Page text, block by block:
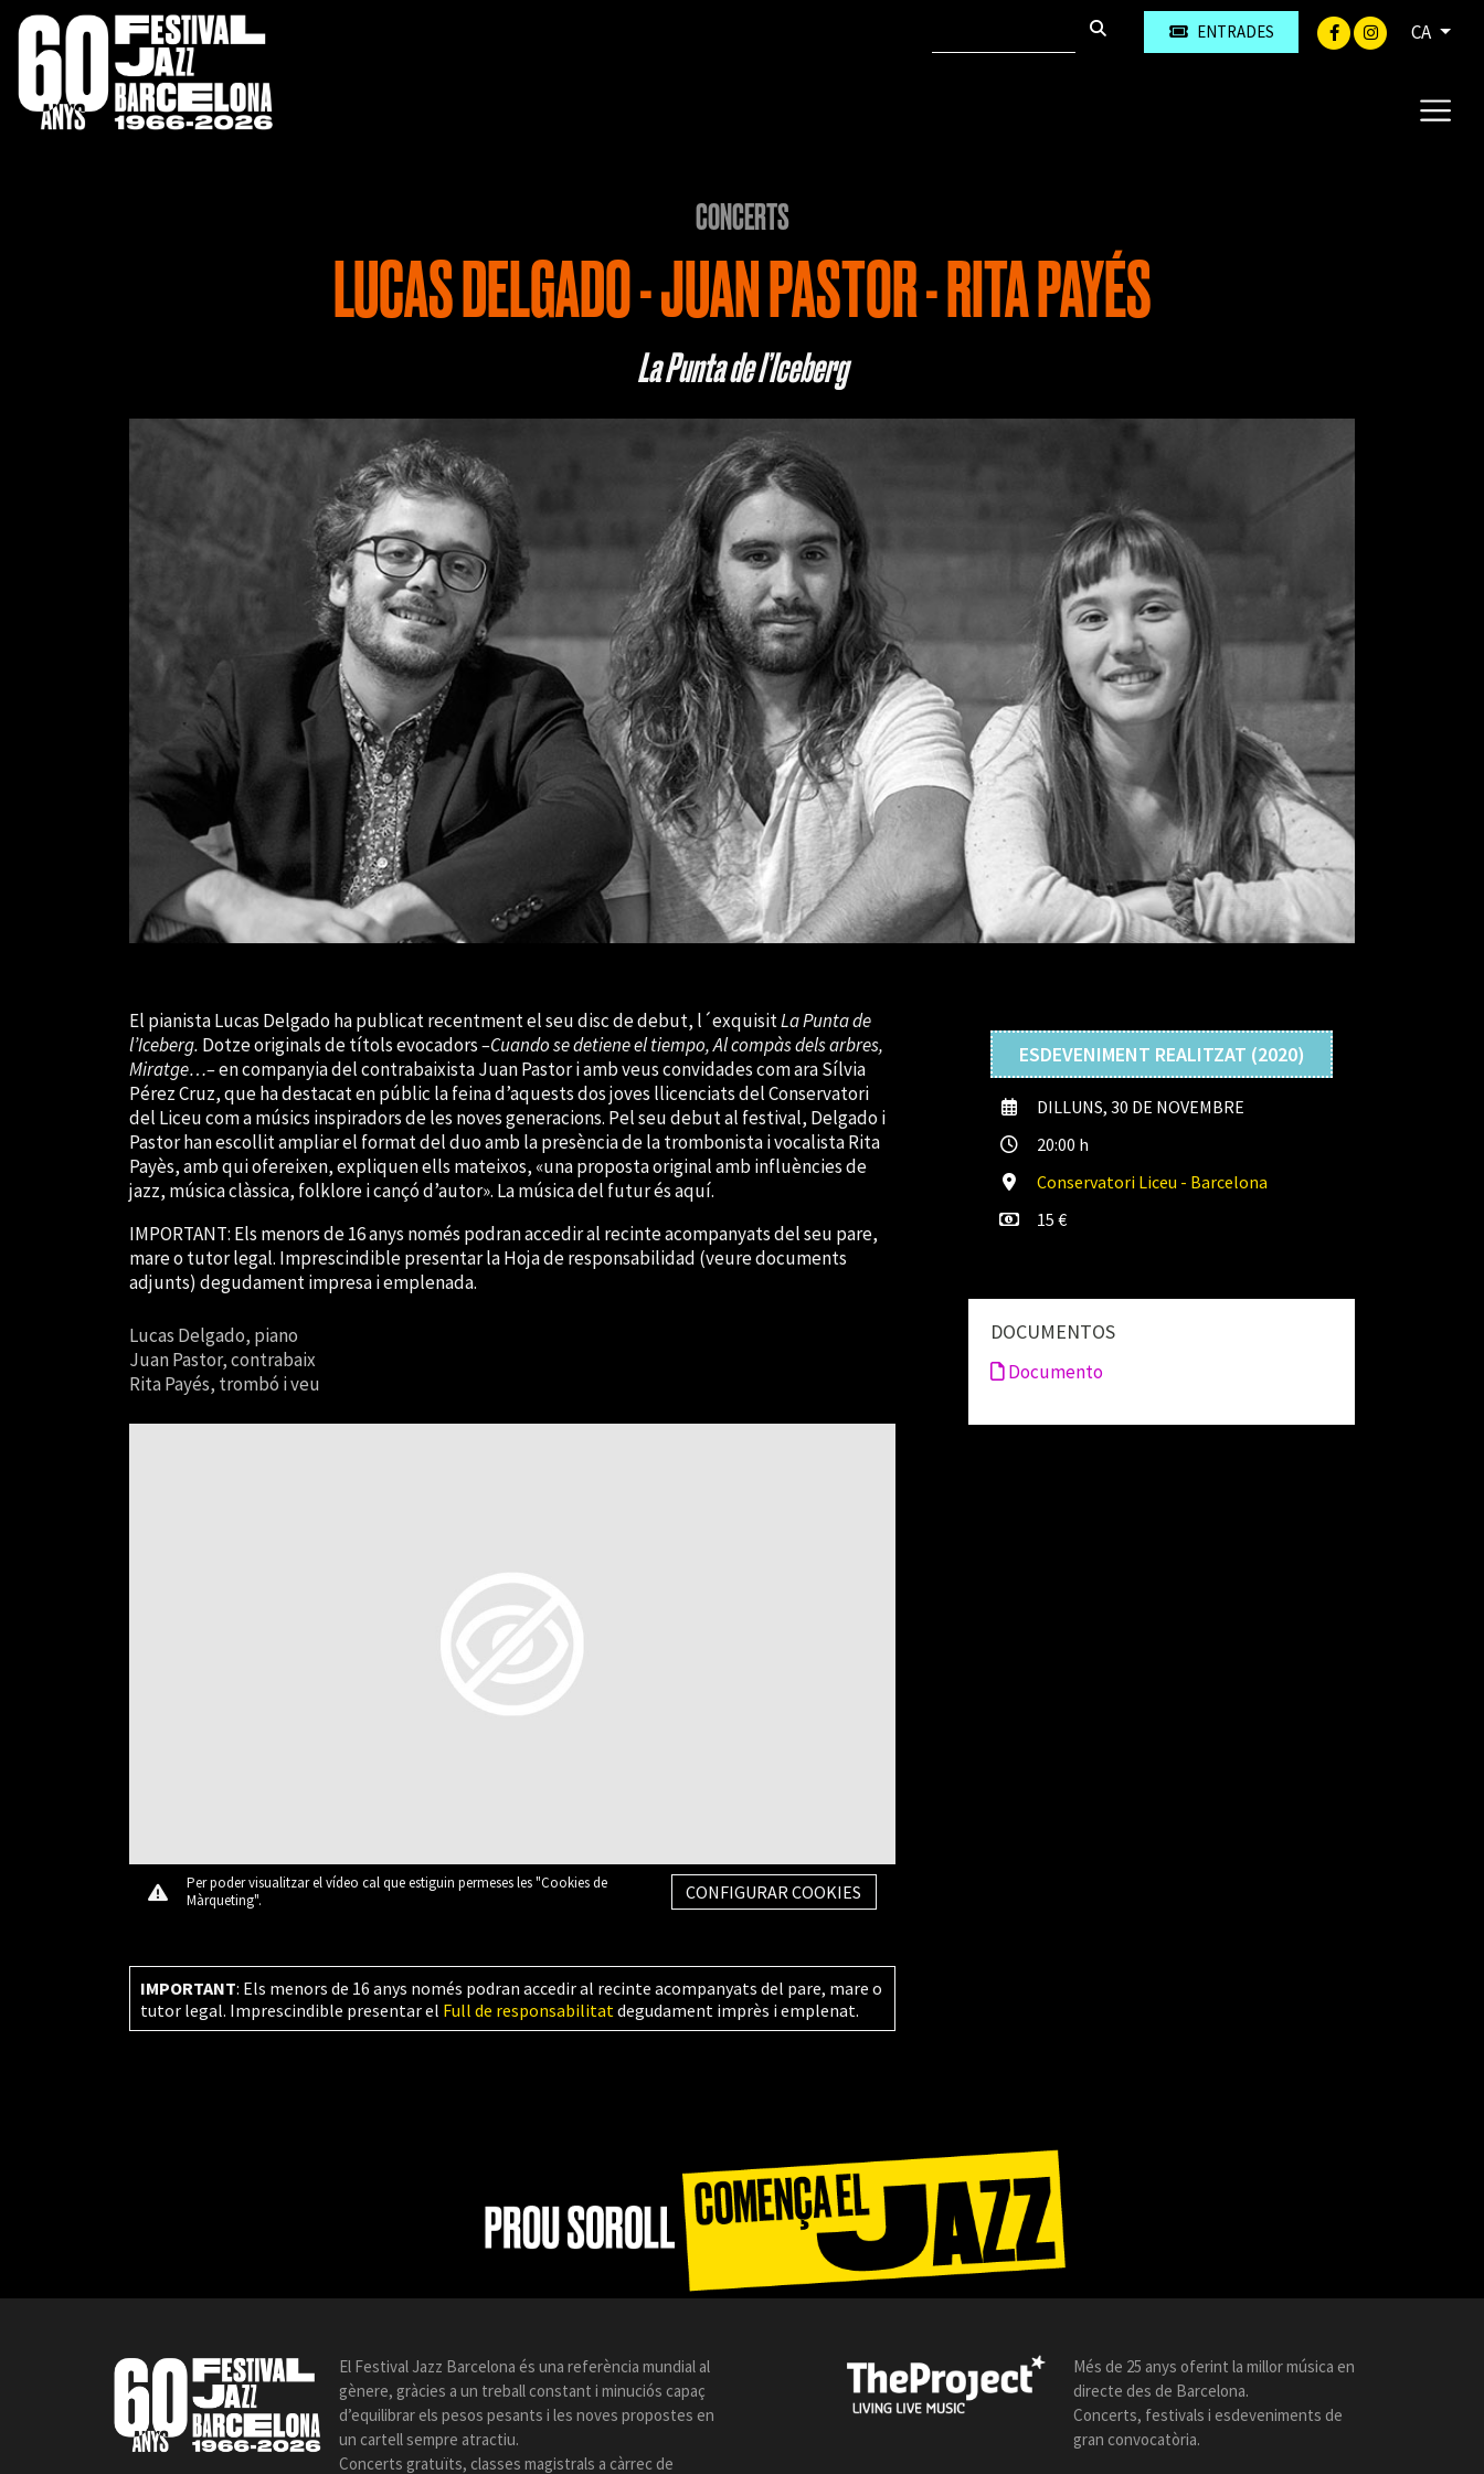
ENTRADES CA
CONCERTS
LUCAS DELGADO - JUAN PASTOR - RITA PAYÉS
La Punta de l’Iceberg
ESDEVENIMENT REALITZAT (2020)
DILLUNS, 30 DE NOVEMBRE
20:00 h
Conservatori Liceu - Barcelona
15 €
DOCUMENTOS
Documento
El pianista Lucas Delgado ha publicat recentment el seu disc de debut, l´exquisitLa Punta de
l’Iceberg. Dotze originals de títols evocadors–Cuando se detiene el tiempo, Al compàs dels arbres,
Miratge…–en companyia del contrabaixista Juan Pastor i amb veus convidades com ara Sílvia
Pérez Cruz, que ha destacat en públic la feina d’aquests dos joves llicenciats del Conservatori
del Liceu com a músics inspiradors de les noves generacions. Pel seu debut al festival, Delgado i
Pastor han escollit ampliar el format del duo amb la presència de la trombonista i vocalista Rita
Payès, amb qui ofereixen, expliquen ells mateixos, «una proposta original amb influències de
jazz, música clàssica, folklore i cançó d’autor». La música del futur és aquí.
IMPORTANT: Els menors de 16 anys només podran accedir al recinte acompanyats del seu pare,
mare o tutor legal. Imprescindible presentar la Hoja de responsabilidad (veure documents
adjunts) degudament impresa i emplenada.
Lucas Delgado, piano
Juan Pastor, contrabaix
Rita Payés, trombó i veu
Per poder visualitzar el vídeo cal que estiguin permeses les "Cookies de
Màrqueting".
CONFIGURAR COOKIES
IMPORTANT: Els menors de 16 anys només podran accedir al recinte acompanyats del pare, mare o
tutor legal. Imprescindible presentar el Full de responsabilitat degudament imprès i emplenat.
El Festival Jazz Barcelona és una referència mundial al
gènere, gràcies a un treball constant i minuciós capaç
d’equilibrar els pesos pesants i les noves propostes en
un cartell sempre atractiu.
Concerts gratuïts, classes magistrals a càrrec de
Més de 25 anys oferint la millor música en
directe des de Barcelona.
Concerts, festivals i esdeveniments de
gran convocatòria.